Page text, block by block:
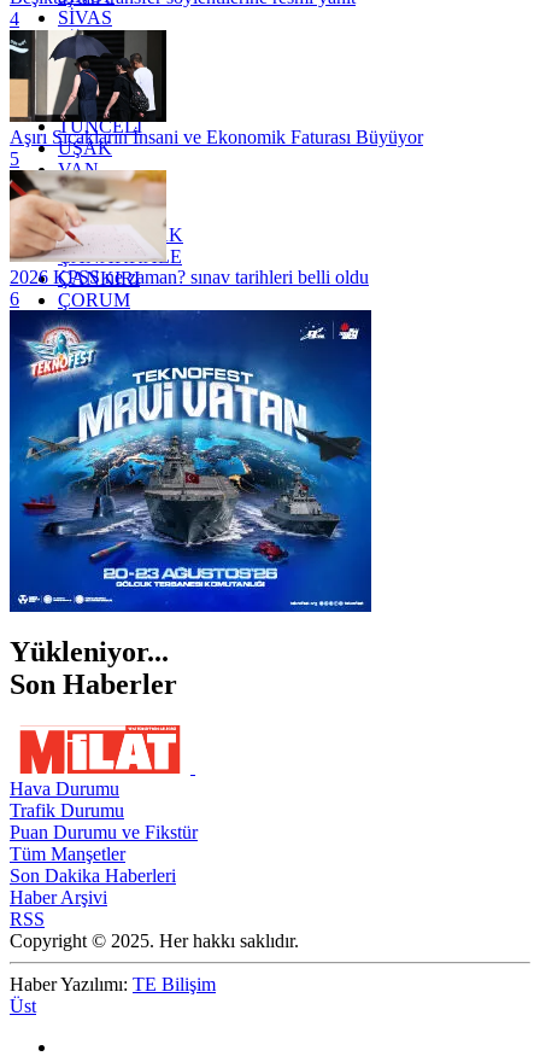
SİVAS
SİİRT
TEKİRDAĞ
TOKAT
TRABZON
TUNCELİ
UŞAK
VAN
YALOVA
YOZGAT
ZONGULDAK
ÇANAKKALE
ÇANKIRI
ÇORUM
İSTANBUL
İZMİR
ŞANLIURFA
ŞIRNAK
4
Aşırı Sıcakların İnsani ve Ekonomik Faturası Büyüyor
5
2026 KPSS ne zaman? sınav tarihleri belli oldu
6
Yükleniyor...
Son Haberler
Hava Durumu
Trafik Durumu
Puan Durumu ve Fikstür
Tüm Manşetler
Son Dakika Haberleri
Haber Arşivi
RSS
Copyright © 2025. Her hakkı saklıdır.
Haber Yazılımı: TE Bilişim
Üst